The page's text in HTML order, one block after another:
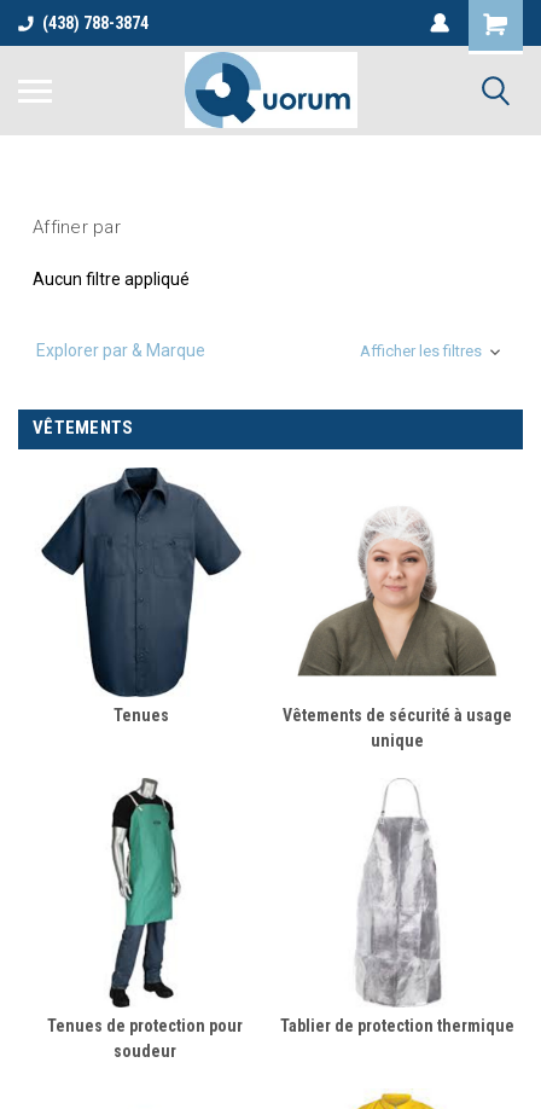
(438) 788-3874
Affiner par
Aucun filtre appliqué
Explorer par & Marque Afficher les filtres
VÊTEMENTS
Tenues
Vêtements de sécurité à usage
unique
Tenues de protection pour
soudeur
Tablier de protection thermique